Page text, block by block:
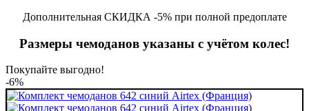
Дополнительная СКИДКА -5% при полной предоплате
Размеры чемоданов указаны с учётом колес!
Покупайте выгодно!
-6%